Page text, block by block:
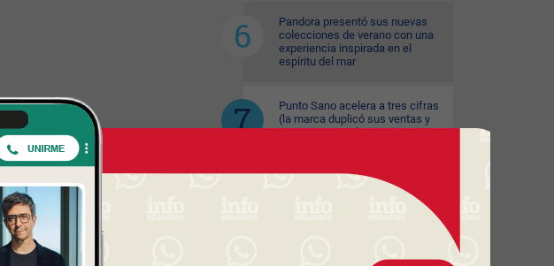
Pandora presentó sus nuevas
colecciones de verano con una
experiencia inspirada en el
espíritu del mar
Punto Sano acelera a tres cifras
(la marca duplicó sus ventas y
ya prepara tres lanzamientos
Una startup uruguaya que nació
sin inversión externa se integra